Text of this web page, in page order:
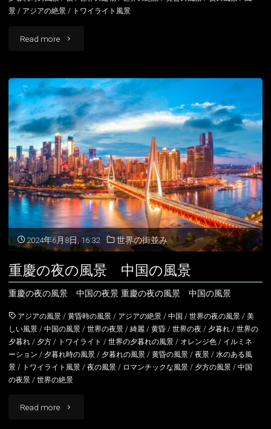
景 / アジアの絶景 / トワイライト風景
Read more "洪
洞
重
慶
の
風
景
の
景"
2024年6月8日, 16:32 世界の街並み
重慶の夜の風景 中国の風景
重慶の夜の風景 中国の夜景 重慶の夜の風景 中国の風景
アジアの風景 /黄昏時の風景 / アジアの絶景 /中国 /世界の夜の風景 /美
しい風景 /中国の風景 /世界の夜景 /綺麗 /黄昏 /世界の夜 / 夕暮れ /世界の
夕暮れ / 夕方 / トワイライト /世界の夕暮れの風景 / オレンジ色 / イルミネ
ーション / 夕暮れ時の風景 / 夕暮れの風景 /黄昏の風景 /夜景 /水のある風
景 / トワイライト風景 /夜の風景 / ロマンチックな風景 / 夕方の風景 /中国
の夜景 /世界の絶景
Read more "重